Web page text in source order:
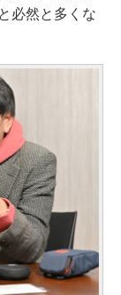
必然と多くな